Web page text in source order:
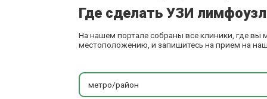
Где сделать УЗИ
На нашем портале собраны все клиники, где
местоположению, и запишитесь на прием на
метро/район